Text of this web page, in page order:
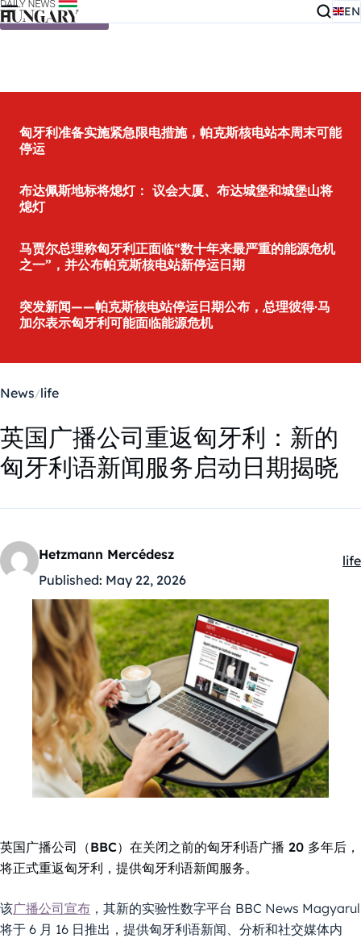
Skip to content EN
匈牙利准备实施紧急限电措施，帕克斯核电站本周末可能
停运
布达佩斯地标将熄灯： 议会大厦、布达城堡和城堡山将
熄灯
马贾尔总理称匈牙利正面临“数十年来最严重的能源危机
之一”，并公布帕克斯核电站新停运日期
突发新闻——帕克斯核电站停运日期公布，总理彼得·马
加尔表示匈牙利可能面临能源危机
News life
英国广播公司重返匈牙利：新的
匈牙利语新闻服务启动日期揭晓
Hetzmann Mercédesz
Published: May 22, 2026
life
英国广播公司（BBC）在关闭之前的匈牙利语广播 20 多年后，
将正式重返匈牙利，提供匈牙利语新闻服务。
该广播公司宣布 ，其新的实验性数字平台 BBC News Magyarul
将于 6 月 16 日推出，提供匈牙利语新闻、分析和社交媒体内